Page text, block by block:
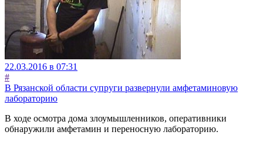
22.03.2016 в 07:31
#
В Рязанской области супруги развернули амфетаминовую
лабораторию
В ходе осмотра дома злоумышленников, оперативники
обнаружили амфетамин и переносную лабораторию.